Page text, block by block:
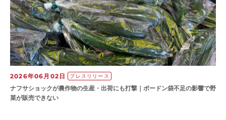
2026年06月02日 プレスリリース
ナフサショックが農作物の⽣産・出荷にも打撃｜ボードン袋不⾜の影響で野
菜が販売できない